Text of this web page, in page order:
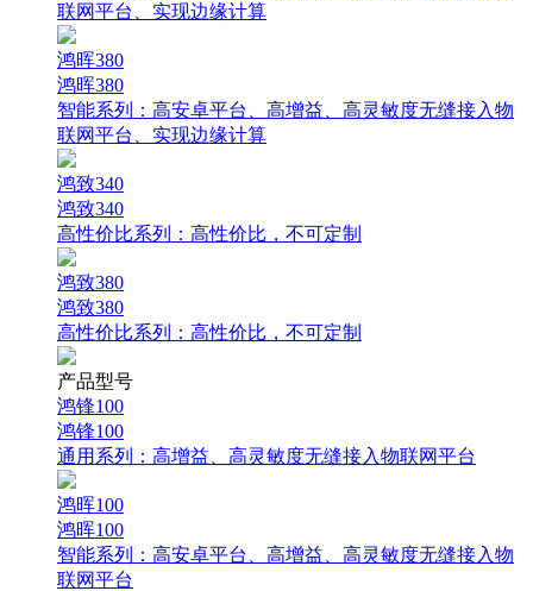
联网平台、实现边缘计算
鸿晖380
鸿晖380
智能系列： 高安卓平台、高增益、高灵敏度无缝接入物
联网平台、实现边缘计算
鸿致340
鸿致340
高性价比系列： 高性价比，不可定制
鸿致380
鸿致380
高性价比系列： 高性价比，不可定制
产品型号
鸿锋100
鸿锋100
通用系列： 高增益、高灵敏度无缝接入物联网平台
鸿晖100
鸿晖100
智能系列： 高安卓平台、高增益、高灵敏度无缝接入物
联网平台